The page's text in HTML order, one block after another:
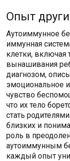
Опыт
Аутоиммунное
иммунная
клетки, включая
вынашивания
диагнозом,
эмоциональное
чувство
что их тело
стать
близких и
роль в
аутоиммунным
каждый опыт